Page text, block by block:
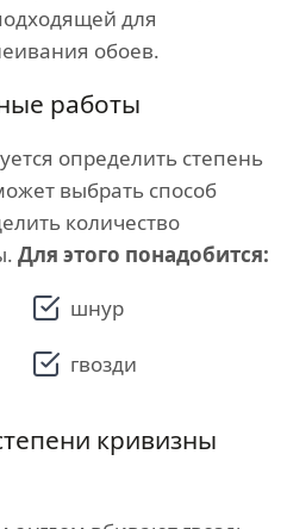
для
обоев.
работы
определить степень
выбрать способ
количество
Для этого понадобится:
шнур
гвозди
кривизны